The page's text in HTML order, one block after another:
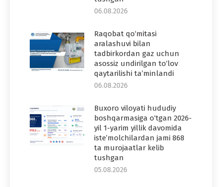
06.08.2026
Raqobat qo‘mitasi
aralashuvi bilan
tadbirkordan gaz uchun
asossiz undirilgan to‘lov
qaytarilishi ta’minlandi
06.08.2026
Buxoro viloyati hududiy
boshqarmasiga o‘tgan 2026-
yil 1-yarim yillik davomida
iste’molchilardan jami 868
ta murojaatlar kelib
tushgan
05.08.2026